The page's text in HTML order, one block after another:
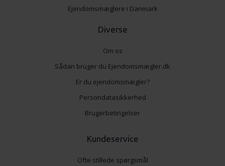
Ejendomsmæglere i Danmark
Diverse
Om os
Sådan bruger du Ejendomsmægler.dk
Er du ejendomsmægler?
Persondatasikkerhed
Brugerbetingelser
Kundeservice
Ofte stillede spørgsmål